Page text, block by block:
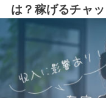
は？稼げるチャ